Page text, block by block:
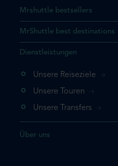
dass sich das Produkt, das
Warenkorb befindet.
einmal hinzufügen
ein weiteres Mal
Mrshuttle bestsellers
MrShuttle best destinations
Dienstleistungen
Unsere Reiseziele
Unsere Touren
Unsere Transfers
Über uns